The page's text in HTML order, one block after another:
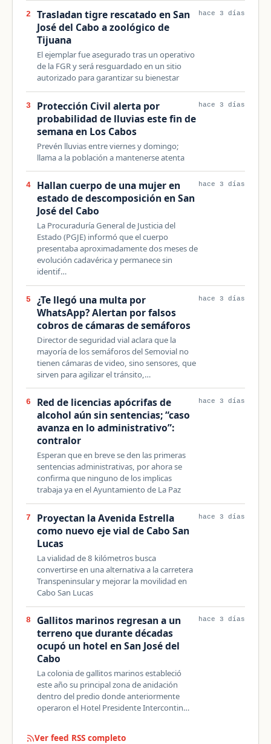
2
Trasladan tigre rescatado en San
José del Cabo a zoológico de
Tijuana
El ejemplar fue asegurado tras un operativo
de la FGR y será resguardado en un sitio
autorizado para garantizar su bienestar
hace 3 días
3
Protección Civil alerta por
probabilidad de lluvias este fin de
semana en Los Cabos
Prevén lluvias entre viernes y domingo;
llama a la población a mantenerse atenta
hace 3 días
4
Hallan cuerpo de una mujer en
estado de descomposición en San
José del Cabo
La Procuraduría General de Justicia del
Estado (PGJE) informó que el cuerpo
presentaba aproximadamente dos meses de
evolución cadavérica y permanece sin
identif…
hace 3 días
5
¿Te llegó una multa por
WhatsApp? Alertan por falsos
cobros de cámaras de semáforos
Director de seguridad vial aclara que la
mayoría de los semáforos del Semovial no
tienen cámaras de video, sino sensores, que
sirven para agilizar el tránsito,…
hace 3 días
6
Red de licencias apócrifas de
alcohol aún sin sentencias; “caso
avanza en lo administrativo”:
contralor
Esperan que en breve se den las primeras
sentencias administrativas, por ahora se
confirma que ninguno de los implicas
trabaja ya en el Ayuntamiento de La Paz
hace 3 días
7
Proyectan la Avenida Estrella
como nuevo eje vial de Cabo San
Lucas
La vialidad de 8 kilómetros busca
convertirse en una alternativa a la carretera
Transpeninsular y mejorar la movilidad en
Cabo San Lucas
hace 3 días
8
Gallitos marinos regresan a un
terreno que durante décadas
ocupó un hotel en San José del
Cabo
La colonia de gallitos marinos estableció
este año su principal zona de anidación
dentro del predio donde anteriormente
operaron el Hotel Presidente Intercontin…
hace 3 días
Ver feed RSS completo